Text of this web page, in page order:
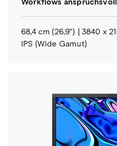
Workflows
68,4 cm (26,9")
3840 x
IPS (Wide Gamut)